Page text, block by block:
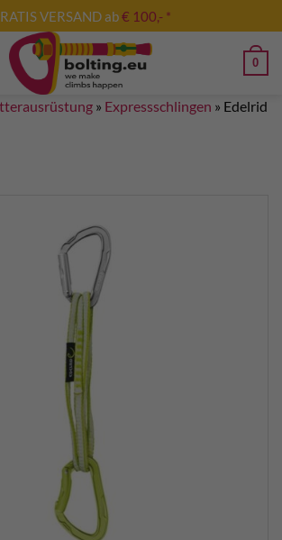
VERSAND ab€ 100,- *
0
» Expressschlingen » Edelrid